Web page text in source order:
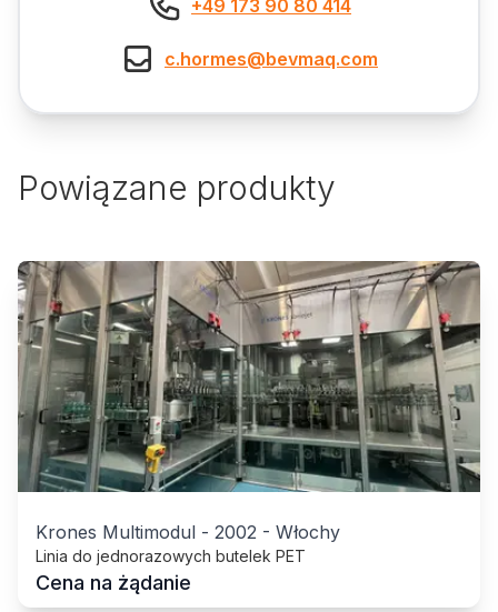
+49 173 90 80 414
c.hormes@bevmaq.com
Powiązane produkty
Krones Multimodul - 2002 - Włochy
Linia do jednorazowych butelek PET
Cena na żądanie